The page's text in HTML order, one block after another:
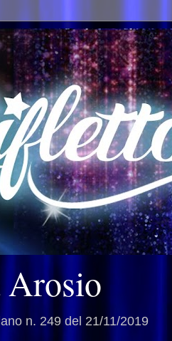
n. 249 del 21/11/2019